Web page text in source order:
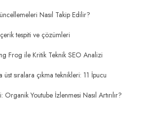
Nasıl Takip Edilir?
tespiti ve çözümleri
Frog ile Kritik Teknik SEO Analizi
sıralara çıkma teknikleri: 11 İpucu
Organik Youtube İzlenmesi Nasıl Artırılır?